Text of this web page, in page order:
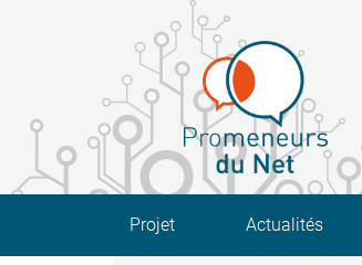
Main navigation
Projet Actualités